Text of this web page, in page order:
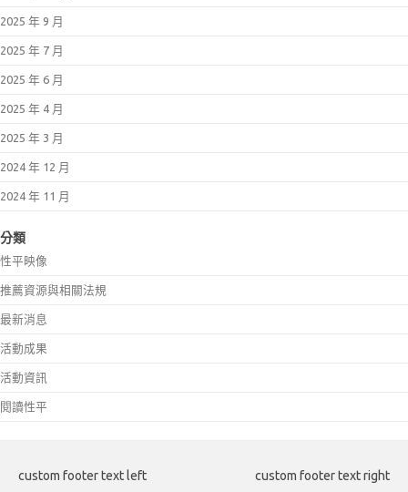
2025 年 9 月
2025 年 7 月
2025 年 6 月
2025 年 4 月
2025 年 3 月
2024 年 12 月
2024 年 11 月
分類
性平映像
推薦資源與相關法規
最新消息
活動成果
活動資訊
閱讀性平
custom footer text left custom footer text right